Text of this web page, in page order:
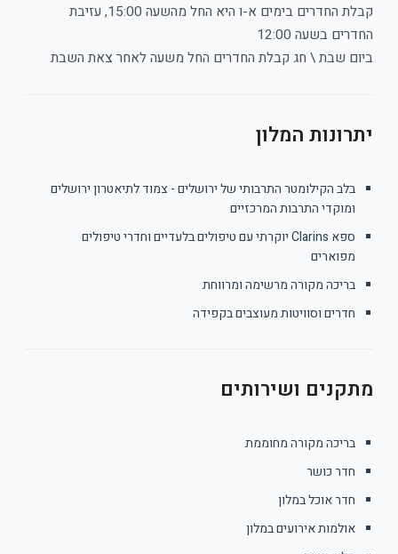
קבלת החדרים בימים א-ו היא החל מהשעה 15:00, עזיבת
החדרים בשעה 12:00
ביום שבת \ חג קבלת החדרים החל משעה לאחר צאת השבת
יתרונות המלון
בלב הקילומטר התרבותי של ירושלים - צמוד לתיאטרון ירושלים
ומוקדי התרבות המרכזיים
ספא Clarins יוקרתי עם טיפולים בלעדיים וחדרי טיפולים
מפוארים
בריכה מקורה מרשימה ומרווחת
חדרים וסוויטות מעוצבים בקפידה
מתקנים ושירותים
בריכה מקורה מחוממת
חדר כושר
חדר אוכל במלון
אולמות אירועים במלון